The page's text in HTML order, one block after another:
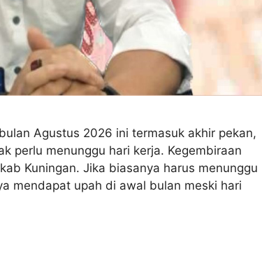
Agustus 2026 ini termasuk akhir pekan,
perlu menunggu hari kerja. Kegembiraan
Kuningan. Jika biasanya harus menunggu
mendapat upah di awal bulan meski hari